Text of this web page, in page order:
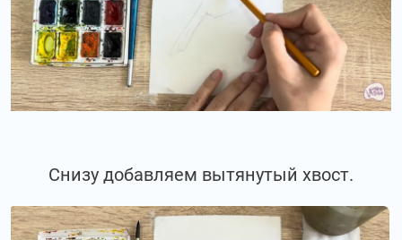
Снизу добавляем вытянутый хвост.